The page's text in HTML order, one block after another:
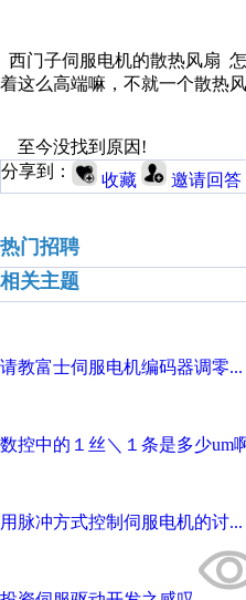
西门子伺服电机的散热风扇
着这么高端嘛，不就一个散热风
至今没找到原因!
分享到：
收藏 邀请回答
热门招聘
相关主题
请教富士伺服电机编码器调零...
数控中的１丝＼１条是多少um
用脉冲方式控制伺服电机的讨...